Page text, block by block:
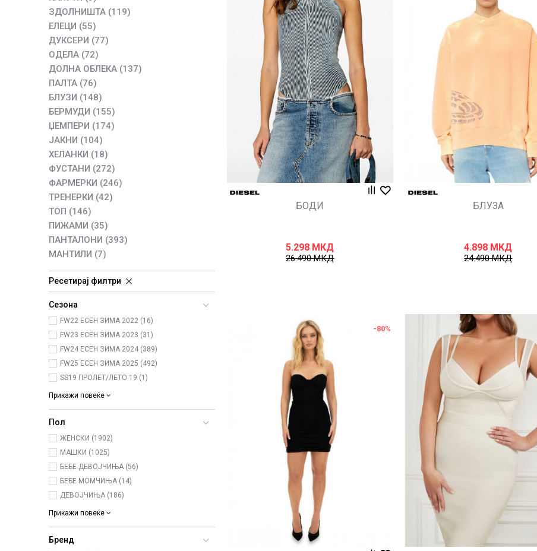
ЗДОЛНИШТА (119)
ЕЛЕЦИ (55)
ДУКСЕРИ (77)
ОДЕЛА (72)
ДОЛНА ОБЛЕКА (137)
ПАЛТА (76)
БЛУЗИ (148)
БЕРМУДИ (155)
ЏЕМПЕРИ (174)
ЈАКНИ (104)
ХЕЛАНКИ (18)
ФУСТАНИ (272)
ФАРМЕРКИ (246)
ТРЕНЕРКИ (42)
ТОП (146)
ПИЖАМИ (35)
ПАНТАЛОНИ (393)
МАНТИЛИ (7)
Ресетирај филтри
Сезона
FW22 ЕСЕН ЗИМА 2022 (16)
FW23 ЕСЕН ЗИМА 2023 (31)
FW24 ЕСЕН ЗИМА 2024 (389)
FW25 ЕСЕН ЗИМА 2025 (492)
SS19 ПРОЛЕТ/ЛЕТО 19 (1)
Прикажи повеќе
Пол
ЖЕНСКИ (1902)
МАШКИ (1025)
БЕБЕ ДЕВОЈЧИЊА (56)
БЕБЕ МОМЧИЊА (14)
ДЕВОЈЧИЊА (186)
Прикажи повеќе
Бренд
Uporedi
БОДИ
5.298 МКД
26.490МКД
БЛУЗА
4.898 МКД
24.490МКД
Uporedi
-80%
Uporedi